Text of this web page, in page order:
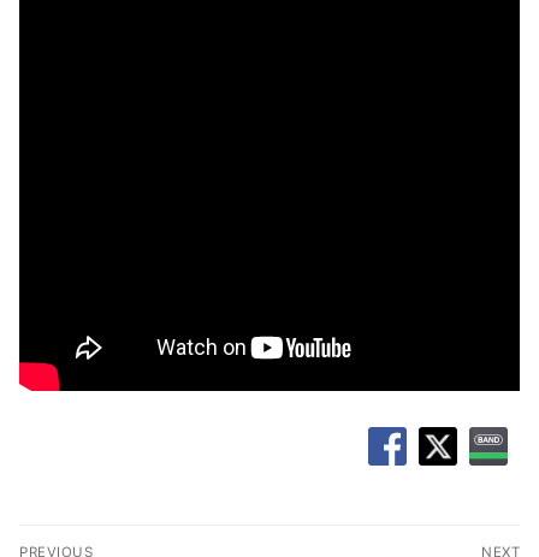
글
PREVIOUS NEXT